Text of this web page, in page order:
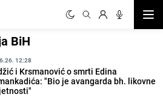
BiH
12:28
i Krsmanović o smrti Edina
"Bio je avangarda bh. likovne